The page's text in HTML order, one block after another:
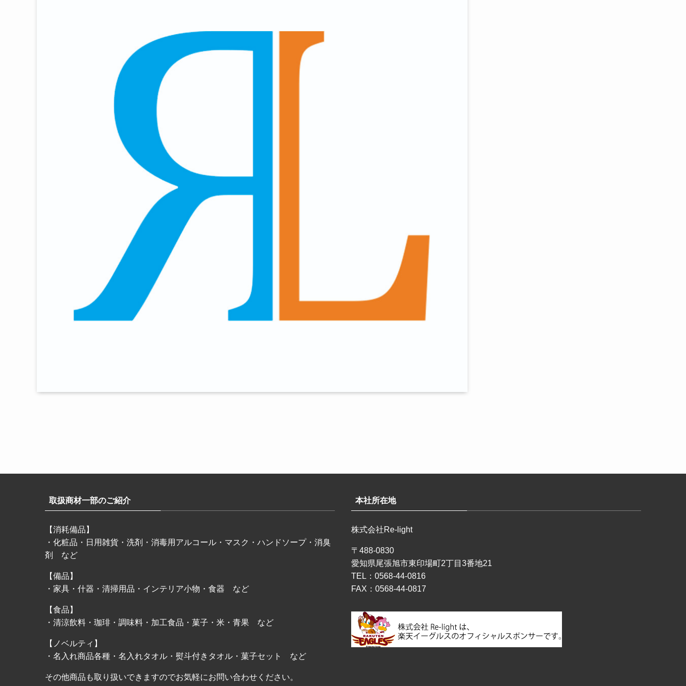
取扱商材一部のご紹介
【消耗備品】
・化粧品・日用雑貨・洗剤・消毒用アルコール・マスク・ハンドソープ・消臭
剤 など
【備品】
・家具・什器・清掃用品・インテリア小物・食器 など
【食品】
・清涼飲料・珈琲・調味料・加工食品・菓子・米・青果 など
【ノベルティ】
・名入れ商品各種・名入れタオル・熨斗付きタオル・菓子セット など
その他商品も取り扱いできますのでお気軽にお問い合わせください。
本社所在地
株式会社Re-light
〒488-0830
愛知県尾張旭市東印場町2丁目3番地21
TEL：0568-44-0816
FAX：0568-44-0817